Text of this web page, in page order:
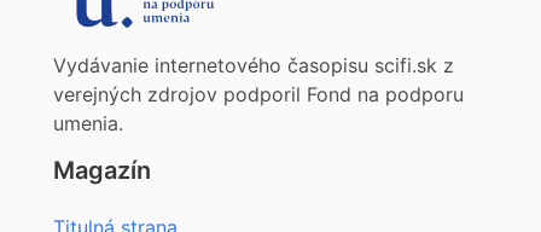
Vydávanie internetového časopisu scifi.sk z
verejných zdrojov podporil Fond na podporu
umenia.
Magazín
Titulná strana